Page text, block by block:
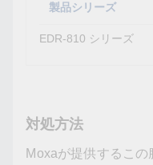
製品シリーズ
EDR-810 シリーズ
対処方法
Moxaが提供するこ